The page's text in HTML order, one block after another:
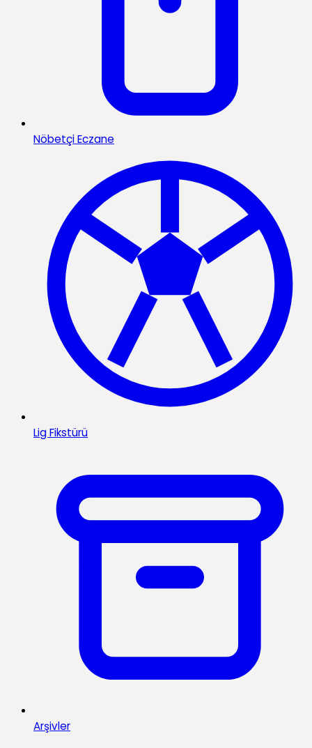
Nöbetçi Eczane
Lig Fikstürü
Arşivler